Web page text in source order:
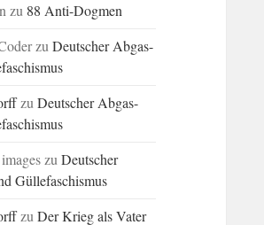
zu 88 Anti-Dogmen
zuDeutscher Abgas-
zuDeutscher Abgas-
zuDeutscher
Güllefaschismus
zuDer Krieg als Vater